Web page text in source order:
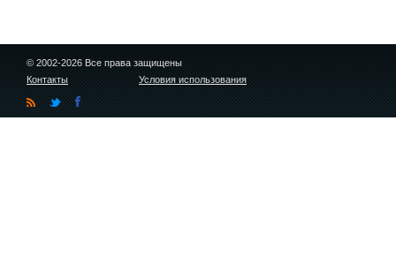
© 2002-2026 Все права защищены
Контакты
Условия использования